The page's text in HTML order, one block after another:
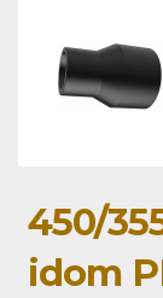
450/
idom